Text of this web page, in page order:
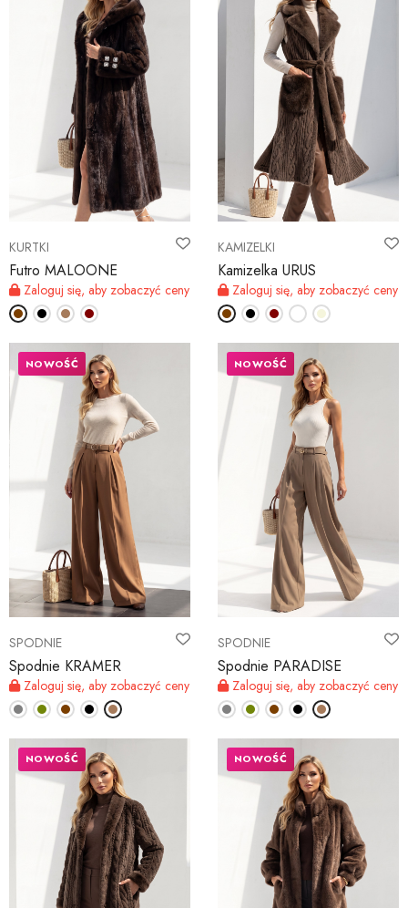
KURTKI
Futro MALOONE
Zaloguj się, aby zobaczyć ceny
KAMIZELKI
Kamizelka URUS
Zaloguj się, aby zobaczyć ceny
SPODNIE
Spodnie KRAMER
Zaloguj się, aby zobaczyć ceny
NOWOŚĆ
SPODNIE
Spodnie PARADISE
Zaloguj się, aby zobaczyć ceny
NOWOŚĆ
NOWOŚĆ NOWOŚĆ